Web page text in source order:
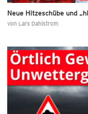
Neue Hitzeschübe und
von Lars Dahlstrom